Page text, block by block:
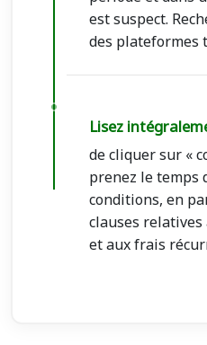
est suspect.
des plateformes
Lisez
de cliquer sur «
prenez le temps
conditions, en
clauses
et aux frais